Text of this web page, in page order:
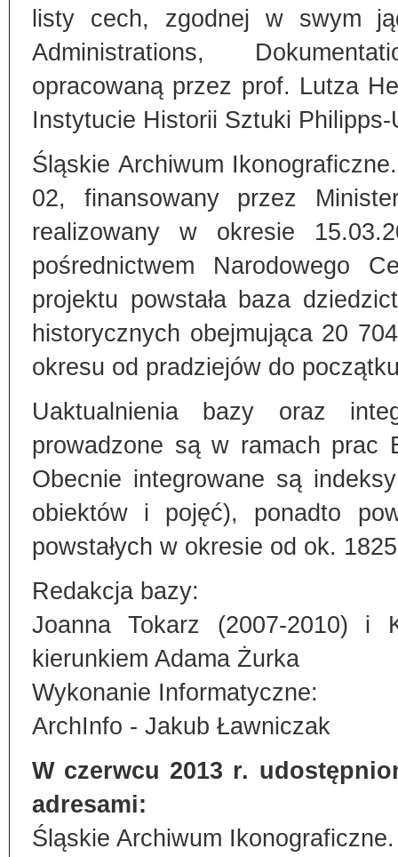
listy cech, zgodnej w swym
Administrations,
opracowaną przez prof. Lutza
Instytucie Historii Sztuki
Śląskie Archiwum
02, finansowany przez
realizowany w okresie
pośrednictwem Narodowego
projektu powstała baza
historycznych obejmująca 20
okresu od pradziejów do
Uaktualnienia bazy oraz
prowadzone są w ramach prac
Obecnie integrowane są
obiektów i pojęć), ponadto
powstałych w okresie od ok.
Redakcja bazy:
Joanna Tokarz (2007-2010) i
kierunkiem Adama Żurka
Wykonanie Informatyczne:
ArchInfo - Jakub Ławniczak
W czerwcu 2013 r.
adresami:
Śląskie Archiwum Ikonograficzne.